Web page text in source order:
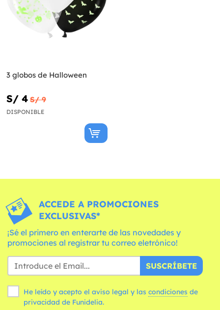
3 globos de Halloween
S/ 4 S/ 9
DISPONIBLE
ACCEDE A PROMOCIONES
EXCLUSIVAS*
¡Sé el primero en enterarte de las novedades y
promociones al registrar tu correo eletrónico!
SUSCRÍBETE
He leído y acepto el aviso legal y las condiciones
privacidad de Funidelia.